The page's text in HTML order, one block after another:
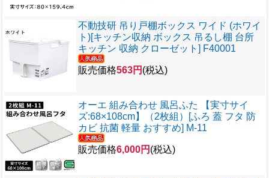
不動技研 吊り戸棚ボックス ワイド (ホワイ
ト)[キッチン収納 ボックス 吊るし棚 台所
キッチン 収納 クローゼット] F40001
販売価格563円 (税込)
オーエ 組み合わせ 風呂ふた 【実寸サイ
ズ:68×108cm】（2枚組）[ふろ 蓋 フタ 防
カビ 抗菌 軽量 おすすめ] M-11
販売価格6,000円 (税込)